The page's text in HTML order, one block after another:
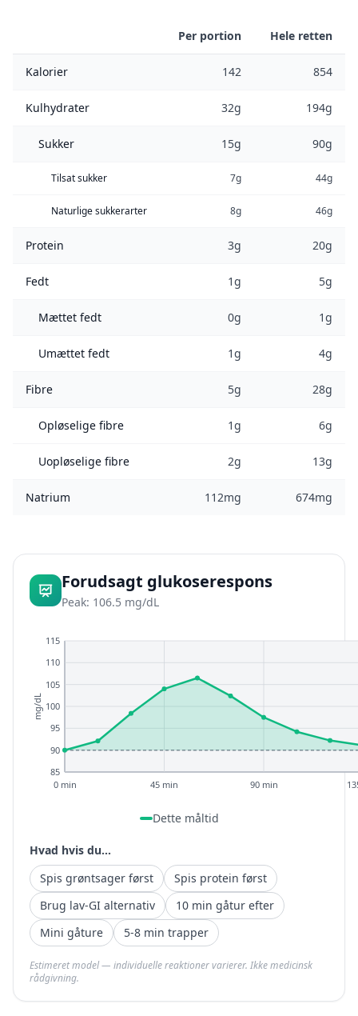
Per portion Hele retten
Kalorier 142 854
Kulhydrater 32g 194g
Sukker 15g 90g
Tilsat sukker 7g 44g
Naturlige sukkerarter 8g 46g
Protein 3g 20g
Fedt 1g 5g
Mættet fedt 0g 1g
Umættet fedt 1g 4g
Fibre 5g 28g
Opløselige fibre 1g 6g
Uopløselige fibre 2g 13g
Natrium 112mg 674mg
Forudsagt glukoserespons
Peak: 106.5 mg/dL
85
90
95
100
105
110
115
0 min 45 min 90 min
mg/dL
Dette måltid
Hvad hvis du...
Spis grøntsager først
Spis protein først
Brug lav-GI alternativ
10 min gåtur efter
Mini gåture
5-8 min trapper
Estimeret model — individuelle reaktioner varierer. Ikke medicinsk
rådgivning.